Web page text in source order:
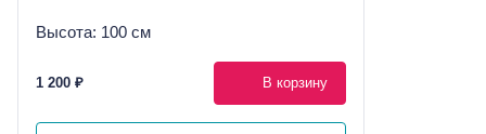
Высота: 100 см
1 200 ₽ В корзину